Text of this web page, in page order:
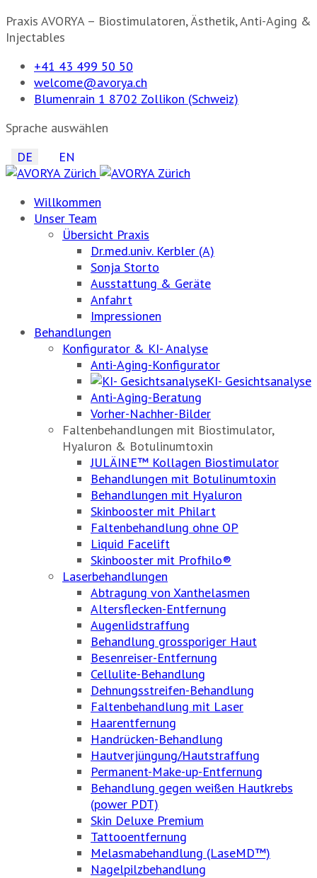
Praxis AVORYA – Biostimulatoren, Ästhetik, Anti-Aging &
Injectables
+41 43 499 50 50
welcome@avorya.ch
Blumenrain 1 8702 Zollikon (Schweiz)
Sprache auswählen
DE
EN
Willkommen
Unser Team
Übersicht Praxis
Dr.med.univ. Kerbler (A)
Sonja Storto
Ausstattung & Geräte
Anfahrt
Impressionen
Behandlungen
Konfigurator & KI- Analyse
Anti-Aging-Konfigurator
KI- Gesichtsanalyse
Anti-Aging-Beratung
Vorher-Nachher-Bilder
Faltenbehandlungen mit Biostimulator,
Hyaluron & Botulinumtoxin
JULÄINE™ Kollagen Biostimulator
Behandlungen mit Botulinumtoxin
Behandlungen mit Hyaluron
Skinbooster mit Philart
Faltenbehandlung ohne OP
Liquid Facelift
Skinbooster mit Profhilo®
Laserbehandlungen
Abtragung von Xanthelasmen
Altersflecken-Entfernung
Augenlidstraffung
Behandlung grossporiger Haut
Besenreiser-Entfernung
Cellulite-Behandlung
Dehnungsstreifen-Behandlung
Faltenbehandlung mit Laser
Haarentfernung
Handrücken-Behandlung
Hautverjüngung/Hautstraffung
Permanent-Make-up-Entfernung
Behandlung gegen weißen Hautkrebs
(power PDT)
Skin Deluxe Premium
Tattooentfernung
Melasmabehandlung (LaseMD™)
Nagelpilzbehandlung